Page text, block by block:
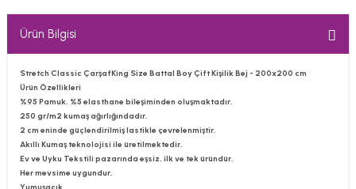
Ürün Bilgisi
Stretch Classic ÇarşafKing Size Battal Boy Çift Kişilik Bej - 200x200 cm
Ürün Özellikleri
%95 Pamuk, %5 elasthane bileşiminden oluşmaktadır.
250 gr/m2 kumaş ağırlığındadır.
2 cm eninde güçlendirilmiş lastikle çevrelenmiştir.
Akıllı Kumaş teknolojisi ile üretilmektedir.
Ev ve Uyku Tekstili pazarında eşsiz, ilk ve tek üründür.
Her mevsime uygundur.